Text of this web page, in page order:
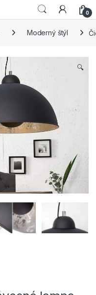
0
Moderný štýl
🔍